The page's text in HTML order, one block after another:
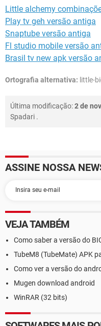
Little alchemy
Play tv geh versão antiga
Snaptube versão antiga
Fl studio mobile versão
Brasil tv new apk versão
Ortografia alternativa: little-
Última modificação:2 de
Spadari .
ASSINE NOSSA
VEJA TAMBÉM
Como saber a versão do
TubeM8 (TubeMate) APK
Como ver a versão do
Mugen download android
WinRAR (32 bits)